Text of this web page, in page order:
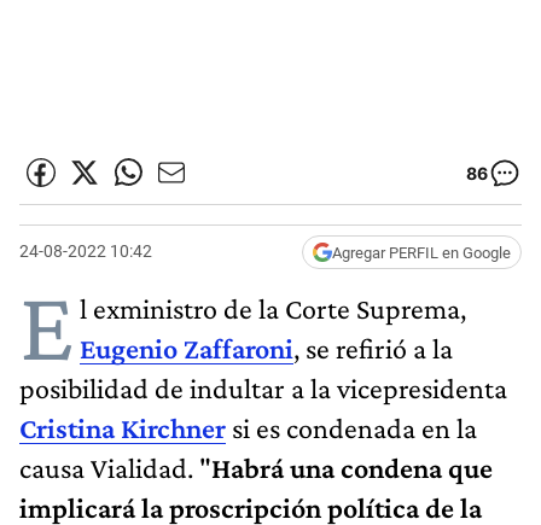
86
24-08-2022 10:42 Agregar PERFIL en Google
E l exministro de la Corte Suprema,
Eugenio Zaffaroni, se refirió a la
posibilidad de indultar a la vicepresidenta
Cristina Kirchner si es condenada en la
causa Vialidad. "Habrá una condena que
implicará la proscripción política de la